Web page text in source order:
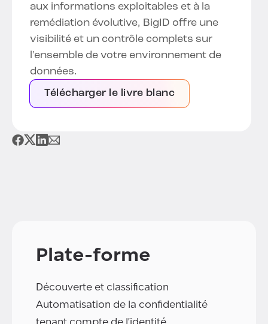
aux informations exploitables et à la
remédiation évolutive, BigID offre une
visibilité et un contrôle complets sur
l'ensemble de votre environnement de
données.
Télécharger le livre blanc
Plate-forme
Découverte et classification
Automatisation de la confidentialité